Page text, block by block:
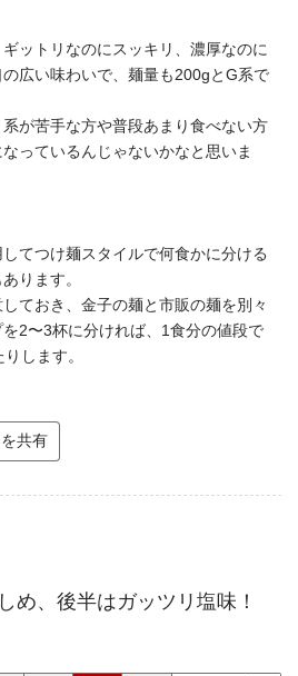
ットリなのにスッキリ、濃厚なのに
広い味わいで、麺量も200gとG系で
が苦手な方や普段あまり食べない方
っているんじゃないかなと思いま
てつけ麺スタイルで何食かに分ける
ります。
ておき、金子の麺と市販の麺を別々
2〜3杯に分ければ、1食分の値段で
します。
共有
め、後半はガッツリ塩味！